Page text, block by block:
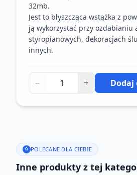
32mb.
Jest to błyszcząca wstążka z
ją wykorzystać przy ozdabianiu
styropianowych, dekoracjach
innych.
− + Dodaj
POLECANE DLA CIEBIE
Inne produkty z tej